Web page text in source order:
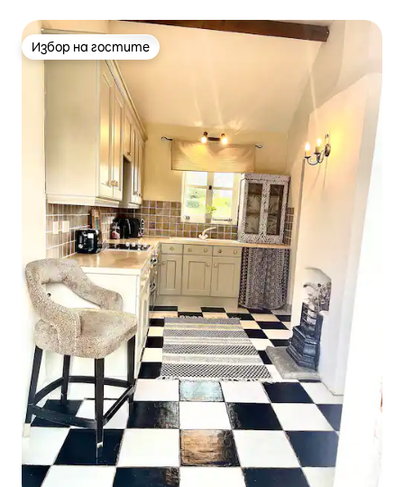
Избор на гостите
Избор на гостите